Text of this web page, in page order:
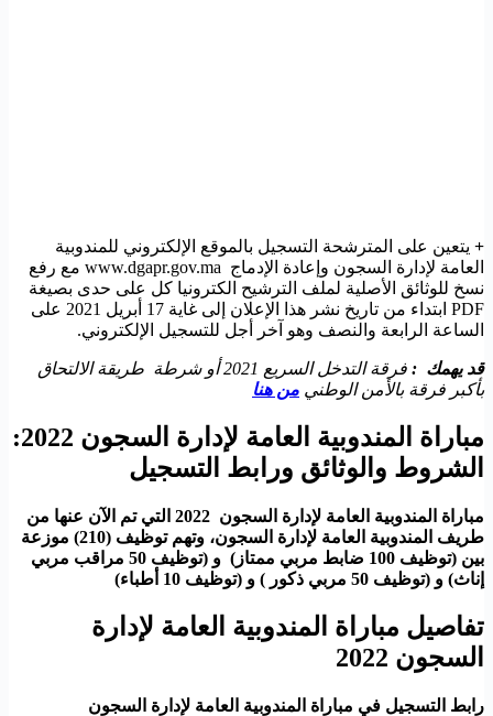
+ يتعين على المترشحة التسجيل بالموقع الإلكتروني للمندوبية
العامة لإدارة السجون وإعادة الإدماج www.dgapr.gov.ma مع رفع
نسخ للوثائق الأصلية لملف الترشيح الكترونيا كل على حدى بصيغة
PDF ابتداء من تاريخ نشر هذا الإعلان إلى غاية 17 أبريل 2021 على
الساعة الرابعة والنصف وهو آخر أجل للتسجيل الإلكتروني.
قد يهمك :
فرقة التدخل السريع 2021 أو شرطة طريقة الالتحاق
بأكبر فرقة بالأمن الوطني من هنا
مباراة المندوبية العامة لإدارة السجون 2022:
الشروط والوثائق ورابط التسجيل
مباراة المندوبية العامة لإدارة السجون 2022 التي تم الآن عنها من
طريف المندوبية العامة لإدارة السجون، وتهم توظيف (210) موزعة
بين (توظيف 100 ضابط مربي ممتاز) و
(توظيف 50 مراقب مربي
إناث) و (توظيف 50 مربي ذكور ) و ( توظيف 10 أطباء)
تفاصيل مباراة المندوبية العامة لإدارة
السجون 2022
رابط التسجيل في مباراة المندوبية العامة لإدارة السجون